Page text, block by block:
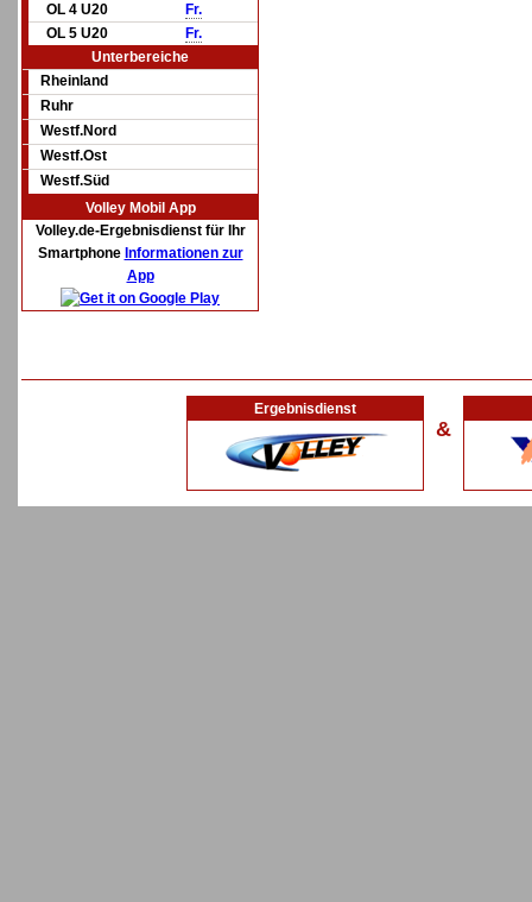
OL 4 U20
Fr.
OL 5 U20
Fr.
Unterbereiche
Rheinland
Ruhr
Westf.Nord
Westf.Ost
Westf.Süd
Volley Mobil App
Volley.de-Ergebnisdienst für Ihr
Smartphone Informationen zur
App
Ergebnisdienst
&